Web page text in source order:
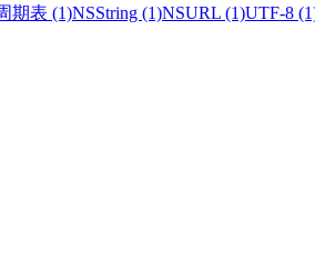
期表 (1)NSString (1)NSURL (1)UTF-8